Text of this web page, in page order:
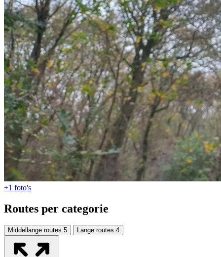
+1 foto's
Routes per categorie
Middellange routes 5 Lange routes 4
+
Leaflet|Data van ©